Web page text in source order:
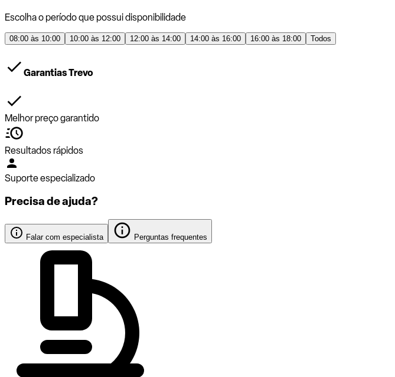
Escolha o período que possui disponibilidade
08:00 às 10:00 10:00 às 12:00 12:00 às 14:00 14:00 às 16:00 16:00 às 18:00 Todos
Garantias Trevo
Melhor preço garantido
Resultados rápidos
Suporte especializado
Precisa de ajuda?
Falar com especialista Perguntas frequentes